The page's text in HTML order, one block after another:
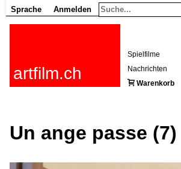
Sprache Anmelden
artfilm.ch
Spielfilme
Nachrichten
Warenkorb
Un ange passe